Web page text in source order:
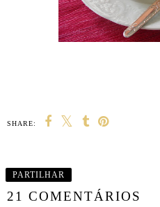
SHARE:
PARTILHAR
21 COMENTÁRIOS